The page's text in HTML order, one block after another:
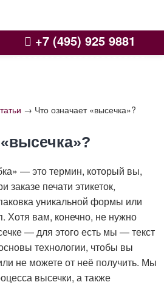
+7 (495) 925 9881
→ Что означает «высечка»?
— это термин, который вы,
печати этикеток,
уникальной формы или
Хотя вам, конечно, не нужно
— для этого есть мы — текст
технологии, чтобы вы
не можете от неё получить. Мы
высечки, а также